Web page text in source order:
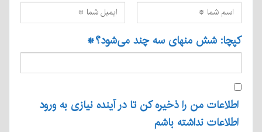
کپچا: شش منهای سه چند می‌شود؟*
اطلاعات من را ذخیره کن تا در آینده نیازی به ورود
اطلاعات نداشته باشم